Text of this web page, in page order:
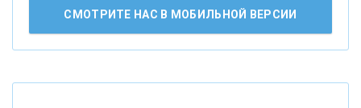
АО «КРЕДИТ ЕВРОПА БАНК»
СМОТРИТЕ НАС В МОБИЛЬНОЙ ВЕРСИИ